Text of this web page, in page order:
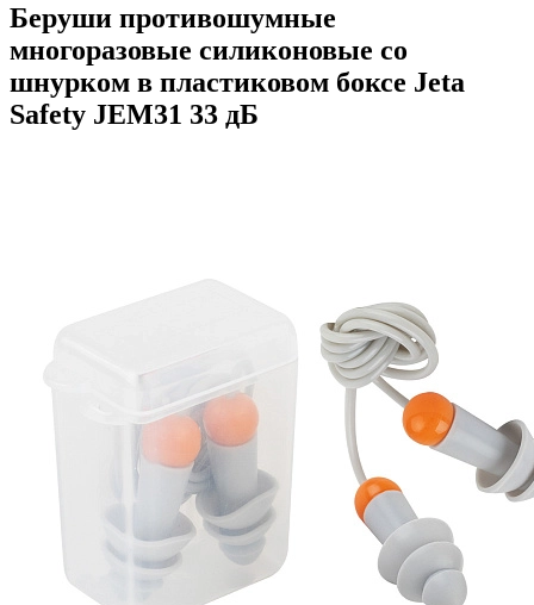
Беруши противошумные
многоразовые силиконовые со
шнурком в пластиковом боксе Jeta
Safety JEM31 33 дБ